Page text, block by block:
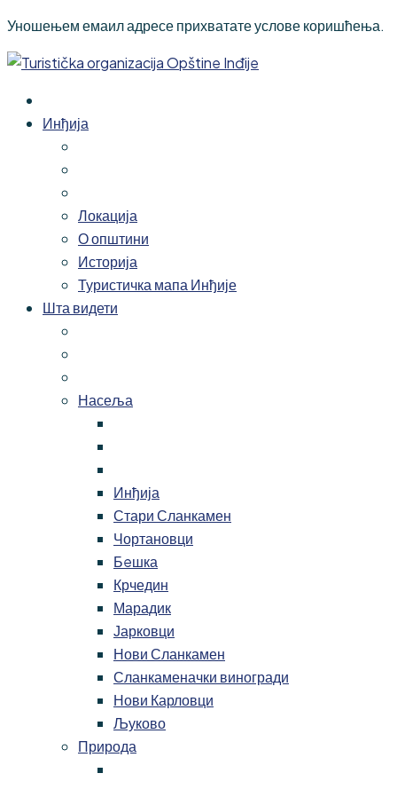
Уношењем емаил адресе прихватате услове коришћења.
Инђија
Локација
О општини
Историја
Туристичка мапа Инђије
Шта видети
Насеља
Инђија
Стари Сланкамен
Чортановци
Бeшка
Крчедин
Марадик
Јарковци
Нови Сланкамен
Сланкаменачки виногради
Нови Карловци
Љуково
Природа